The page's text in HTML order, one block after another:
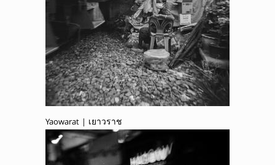
Yaowarat | เยาวราช